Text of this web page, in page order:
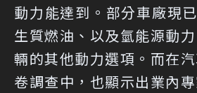
動力能達到。部分車廠現
生質燃油、以及氫能源動
輛的其他動力選項。而在
卷調查中，也顯示出業內